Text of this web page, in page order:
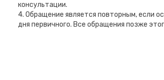
консультации.
4. Обращение является повторным, если
дня первичного. Все обращения позже